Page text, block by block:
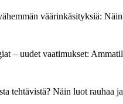
väärinkäsityksiä:
– uudet vaatimukset:
tehtävistä? Näin luot rauhaa